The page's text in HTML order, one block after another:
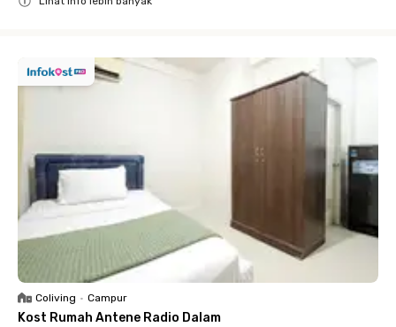
Coliving • Campur
Kost Rumah Antene Radio Dalam